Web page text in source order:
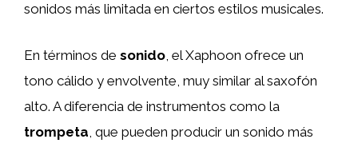
sonidos más limitada en ciertos estilos musicales.
En términos de sonido , el Xaphoon ofrece un
tono cálido y envolvente, muy similar al saxofón
alto. A diferencia de instrumentos como la
trompeta , que pueden producir un sonido más